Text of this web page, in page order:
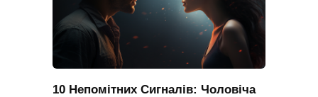
10 Непомітних Сигналів: Чоловіча